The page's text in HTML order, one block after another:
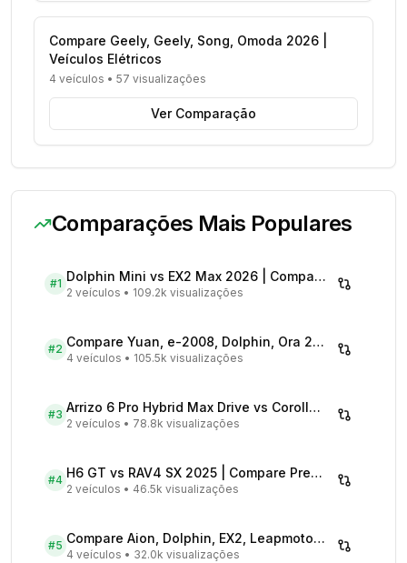
Compare Geely, Geely, Song, Omoda 2026 |
Veículos Elétricos
4 veículos • 57 visualizações
Ver Comparação
Comparações Mais Populares
#1 Dolphin Mini vs EX2 Max 2026 | Compare Preços
2 veículos • 109.2k visualizações
#2 Compare Yuan, e-2008, Dolphin, Ora 2026 | Veículos Elétricos
4 veículos • 105.5k visualizações
#3 Arrizo 6 Pro Hybrid Max Drive vs Corolla Cross XRX Hybrid - Comparativo Completo
2 veículos • 78.8k visualizações
#4 H6 GT vs RAV4 SX 2025 | Compare Preços
2 veículos • 46.5k visualizações
#5 Compare Aion, Dolphin, EX2, Leapmotor 2026 | Veículos Elétricos
4 veículos • 32.0k visualizações